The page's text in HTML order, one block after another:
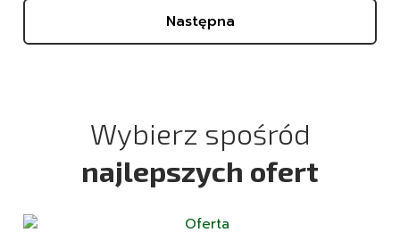
Następna
Wybierz spośród
najlepszych ofert